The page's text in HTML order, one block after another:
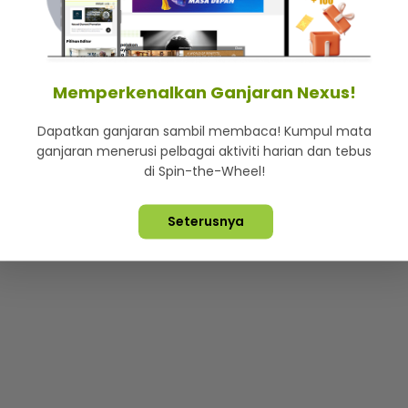
Lebih hot, viral dan sensasi
Terpelihara © 2026. Star Media Group Berhad [197101000523
Memperkenalkan Ganjaran Nexus!
Dapatkan ganjaran sambil membaca! Kumpul mata
ganjaran menerusi pelbagai aktiviti harian dan tebus
di Spin-the-Wheel!
Seterusnya